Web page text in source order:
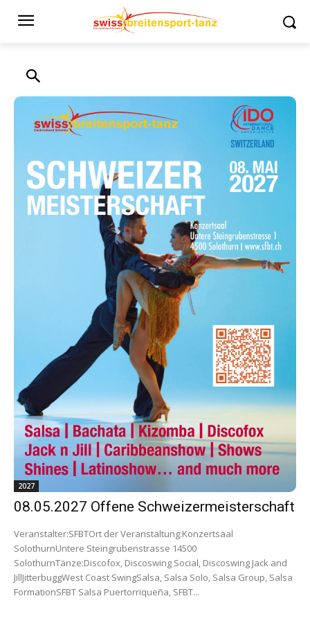
2027
08.05.2027 Offene Schweizermeisterschaft
Veranstalter:SFBTOrt der Veranstaltung:Konzertsaal
SolothurnUntere Steingrubenstrasse 14500
SolothurnTänze:Discofox, Discoswing Social, Discoswing Jack and
JillJitterbuggWest Coast SwingSalsa, Salsa Solo, Salsa Group, Salsa
FormationSFBT Salsa Puertorriqueña, SFBT...